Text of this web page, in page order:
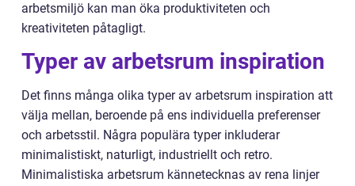
arbetsmiljö kan man öka produktiviteten och
kreativiteten påtagligt.
Typer av arbetsrum inspiration
Det finns många olika typer av arbetsrum inspiration att
välja mellan, beroende på ens individuella preferenser
och arbetsstil. Några populära typer inkluderar
minimalistiskt, naturligt, industriellt och retro.
Minimalistiska arbetsrum kännetecknas av rena linjer